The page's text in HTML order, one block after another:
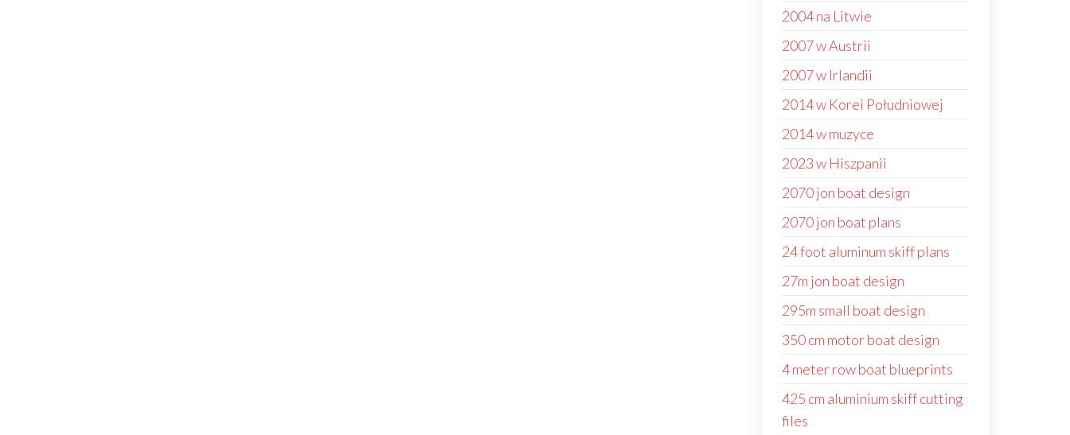
2004 na Litwie
2007 w Austrii
2007 w Irlandii
2014 w Korei Południowej
2014 w muzyce
2023 w Hiszpanii
2070 jon boat design
2070 jon boat plans
24 foot aluminum skiff plans
27m jon boat design
295m small boat design
350 cm motor boat design
4 meter row boat blueprints
425 cm aluminium skiff cutting
files